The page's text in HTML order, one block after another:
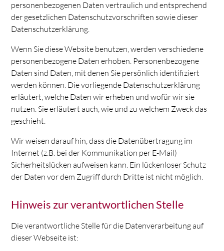
personenbezogenen Daten vertraulich und entsprechend
der gesetzlichen Datenschutzvorschriften sowie dieser
Datenschutzerklärung.
Wenn Sie diese Website benutzen, werden verschiedene
personenbezogene Daten erhoben. Personenbezogene
Daten sind Daten, mit denen Sie persönlich identifiziert
werden können. Die vorliegende Datenschutzerklärung
erläutert, welche Daten wir erheben und wofür wir sie
nutzen. Sie erläutert auch, wie und zu welchem Zweck das
geschieht.
Wir weisen darauf hin, dass die Datenübertragung im
Internet (z.B. bei der Kommunikation per E-Mail)
Sicherheitslücken aufweisen kann. Ein lückenloser Schutz
der Daten vor dem Zugriff durch Dritte ist nicht möglich.
Hinweis zur verantwortlichen Stelle
Die verantwortliche Stelle für die Datenverarbeitung auf
dieser Webseite ist: